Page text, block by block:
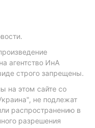
агентство ИнА
строго запрещены.
на этом сайте со
не подлежат
распространению в
разрешения